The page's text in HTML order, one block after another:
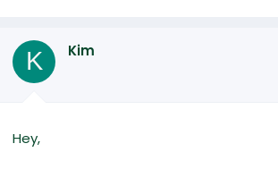
K Kim
Hey,